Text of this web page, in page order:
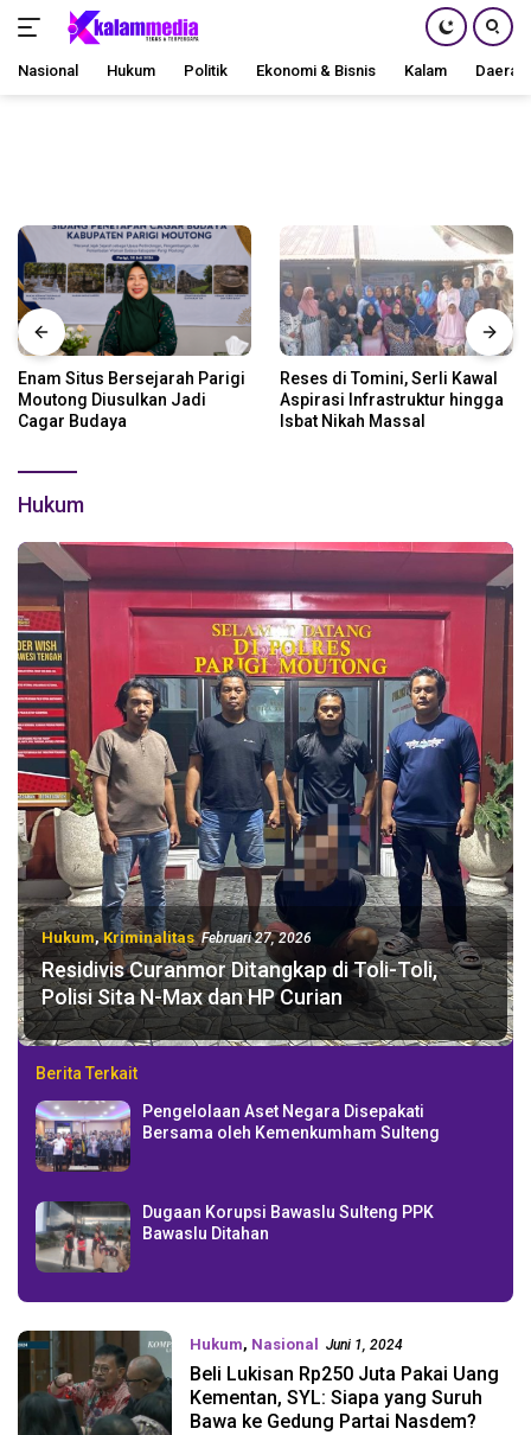
Nasional Hukum Politik Ekonomi & Bisnis Kalam Daerah
Enam Situs Bersejarah Parigi
Moutong Diusulkan Jadi
Cagar Budaya
Reses di Tomini, Serli Kawal
Aspirasi Infrastruktur hingga
Isbat Nikah Massal
Hukum
Hukum,Kriminalitas Februari 27, 2026
Residivis Curanmor Ditangkap di Toli-Toli,
Polisi Sita N-Max dan HP Curian
Berita Terkait
Pengelolaan Aset Negara Disepakati
Bersama oleh Kemenkumham Sulteng
Dugaan Korupsi Bawaslu Sulteng PPK
Bawaslu Ditahan
Hukum, Nasional Juni 1, 2024
Beli Lukisan Rp250 Juta Pakai Uang
Kementan, SYL: Siapa yang Suruh
Bawa ke Gedung Partai Nasdem?